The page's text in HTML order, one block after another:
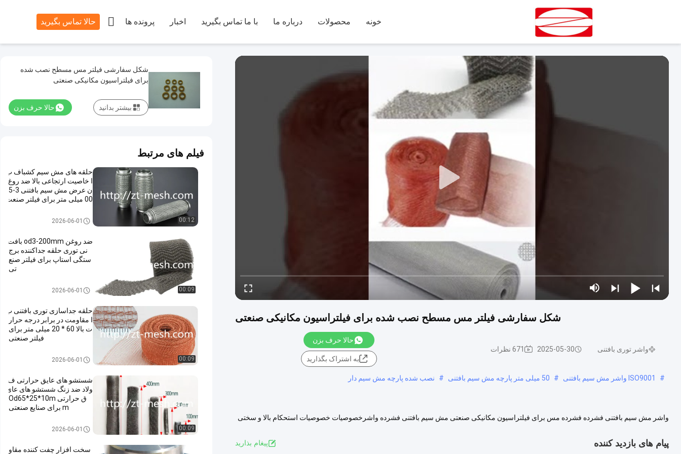
خونه محصولات درباره ما با ما تماس بگیرید اخبار پرونده ها حالا تماس بگیرید 
شکل سفارشی فیلتر مس مسطح نصب شده برای فیلتراسیون مکانیکی صنعتی
واشر توری بافتنی 2025-05-30 671 نظرات
حالا حرف بزن
به اشتراک بگذارید
# ISO9001 واشر مش سیم بافتنی # 50 میلی متر پارچه مش سیم بافتنی # نصب شده پارچه مش سیم دار
واشر مش سیم بافتنی فشرده فشرده مس برای فیلتراسیون مکانیکی صنعتی مش سیم بافتنی فشرده واشرخصوصیات خصوصیات استحکام بالا و سختی
پیام های بازدید کننده پيغام بذاريد
شکل سفارشی فیلتر مس مسطح نصب شده
برای فیلتراسیون مکانیکی صنعتی
حالا حرف بزن بیشتر بدانید
فیلم های مرتبط
00:12
حلقه های مش سیم کشباف ب
ا خاصیت ارتجاعی بالا ضد روغ
ن عرض مش سیم بافتنی 3-5
00 میلی متر برای فیلتر صنعت
واشر توری بافتنی2026-06-01
00:09
ضد روغن od3-200mm بافت
نی توری حلقه جداکننده برج
ستگی استاپ برای فیلتر صنع
تی
واشر توری بافتنی2026-06-01
00:09
حلقه جداسازی توری بافتنی ب
ا مقاومت در برابر درجه حرار
ت بالا 60 * 20 میلی متر برای
فیلتر صنعتی
واشر توری بافتنی2026-06-01
00:09
شستشو های عایق حرارتی ف
ولاد ضد زنگ شستشو های عای
ق حرارتی Od65*25*10m
m برای صنایع صنعتی
واشر توری بافتنی2026-06-01
سخت افزار چفت کننده مقاو